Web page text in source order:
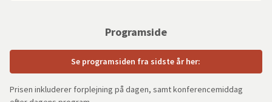
Programside
Se programsiden fra sidste år her:
Prisen inkluderer forplejning på dagen, samt konferencemiddag